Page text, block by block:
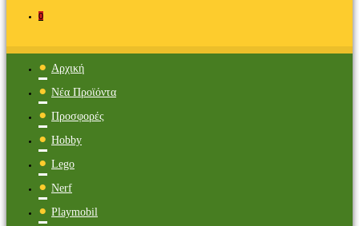
0
Αρχική
Νέα Προϊόντα
Προσφορές
Hobby
Lego
Nerf
Playmobil